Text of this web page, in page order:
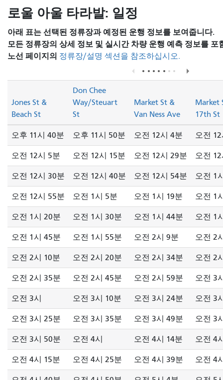
로울 아울 타라발: 일정
아래 표는 선택된 정류장과 예정된 운행 정보를 보여줍니다.
모든 정류장의 상세 정보 및 실시간 차량 운행 예측 정보를 포
노선 페이지의 정류장/설명 섹션을 참조하십시오.
Jones St &
Beach St
Don Chee
Way/Steuart
St
Market St &
Van Ness Ave
Market
17th St
오후 11시 40분 오후 11시 50분 오전 12시 4분 오전
오전 12시 5분 오전 12시 15분 오전 12시 29분 오전
오전 12시 30분 오전 12시 40분 오전 12시 54분 오전 1
오전 12시 55분 오전 1시 5분 오전 1시 19분 오전 1
오전 1시 20분 오전 1시 30분 오전 1시 44분 오전 1
오전 1시 45분 오전 1시 55분 오전 2시 9분 오전 2
오전 2시 10분 오전 2시 20분 오전 2시 34분 오전 2
오전 2시 35분 오전 2시 45분 오전 2시 59분 오전 3
오전 3시 오전 3시 10분 오전 3시 24분 오전 3
오전 3시 25분 오전 3시 35분 오전 3시 49분 오전 3
오전 3시 50분 오전 4시 오전 4시 14분 오전 4
오전 4시 15분 오전 4시 25분 오전 4시 39분 오전 4